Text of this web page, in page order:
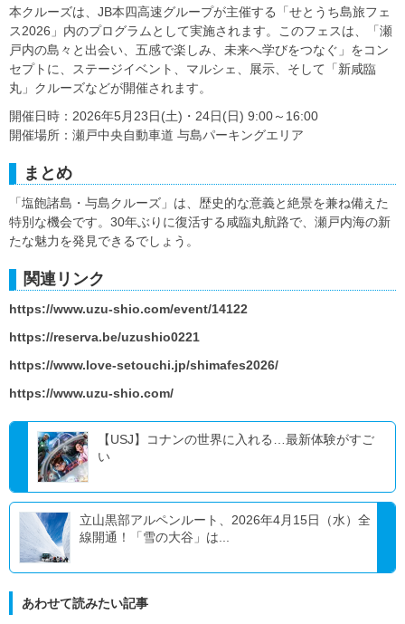
本クルーズは、JB本四高速グループが主催する「せとうち島旅フェ
ス2026」内のプログラムとして実施されます。このフェスは、「瀬
戸内の島々と出会い、五感で楽しみ、未来へ学びをつなぐ」をコン
セプトに、ステージイベント、マルシェ、展示、そして「新咸臨
丸」クルーズなどが開催されます。
開催日時：2026年5月23日(土)・24日(日) 9:00～16:00
開催場所：瀬戸中央自動車道 与島パーキングエリア
まとめ
「塩飽諸島・与島クルーズ」は、歴史的な意義と絶景を兼ね備えた
特別な機会です。30年ぶりに復活する咸臨丸航路で、瀬戸内海の新
たな魅力を発見できるでしょう。
関連リンク
https://www.uzu-shio.com/event/14122
https://reserva.be/uzushio0221
https://www.love-setouchi.jp/shimafes2026/
https://www.uzu-shio.com/
【USJ】コナンの世界に入れる…最新体験がすご
い
立山黒部アルペンルート、2026年4月15日（水）全
線開通！「雪の大谷」は...
あわせて読みたい記事